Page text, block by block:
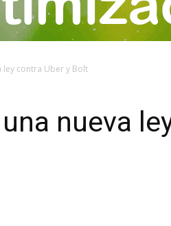
ley contra Uber y Bolt
nueva